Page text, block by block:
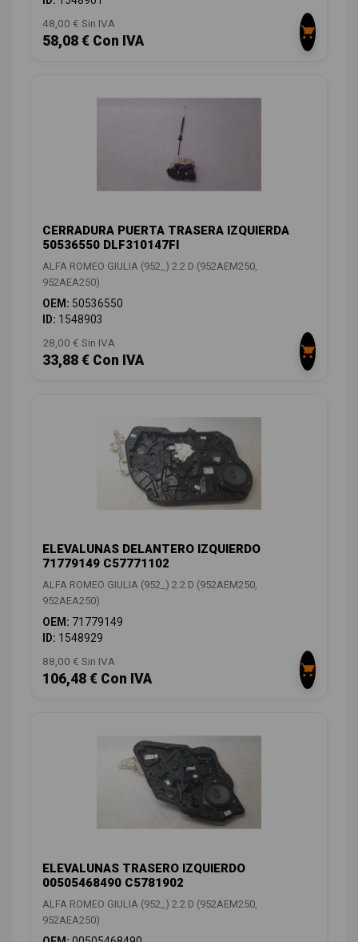
48,00 € Sin IVA
58,08 € Con IVA
CERRADURA PUERTA TRASERA IZQUIERDA
50536550 DLF310147FI
ALFA ROMEO GIULIA (952_) 2.2 D (952AEM250,
952AEA250)
OEM: 50536550
ID: 1548903
28,00 € Sin IVA
33,88 € Con IVA
ELEVALUNAS DELANTERO IZQUIERDO
71779149 C57771102
ALFA ROMEO GIULIA (952_) 2.2 D (952AEM250,
952AEA250)
OEM: 71779149
ID: 1548929
88,00 € Sin IVA
106,48 € Con IVA
ELEVALUNAS TRASERO IZQUIERDO
00505468490 C5781902
ALFA ROMEO GIULIA (952_) 2.2 D (952AEM250,
952AEA250)